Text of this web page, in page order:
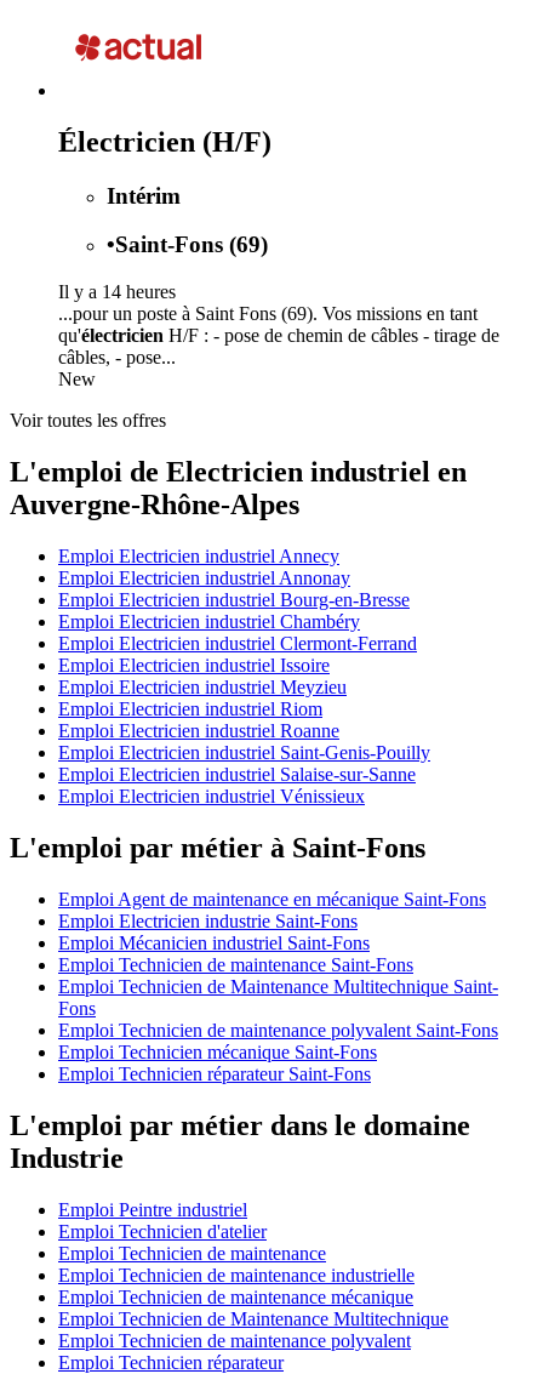
Électricien (H/F)
Intérim
•Saint-Fons (69)
Il y a 14 heures
...pour un poste à Saint Fons (69). Vos missions en tant
qu'électricien H/F : - pose de chemin de câbles - tirage de
câbles, - pose...
New
Voir toutes les offres
L'emploi de Electricien industriel en
Auvergne-Rhône-Alpes
Emploi Electricien industriel Annecy
Emploi Electricien industriel Annonay
Emploi Electricien industriel Bourg-en-Bresse
Emploi Electricien industriel Chambéry
Emploi Electricien industriel Clermont-Ferrand
Emploi Electricien industriel Issoire
Emploi Electricien industriel Meyzieu
Emploi Electricien industriel Riom
Emploi Electricien industriel Roanne
Emploi Electricien industriel Saint-Genis-Pouilly
Emploi Electricien industriel Salaise-sur-Sanne
Emploi Electricien industriel Vénissieux
L'emploi par métier à Saint-Fons
Emploi Agent de maintenance en mécanique Saint-Fons
Emploi Electricien industrie Saint-Fons
Emploi Mécanicien industriel Saint-Fons
Emploi Technicien de maintenance Saint-Fons
Emploi Technicien de Maintenance Multitechnique Saint-
Fons
Emploi Technicien de maintenance polyvalent Saint-Fons
Emploi Technicien mécanique Saint-Fons
Emploi Technicien réparateur Saint-Fons
L'emploi par métier dans le domaine
Industrie
Emploi Peintre industriel
Emploi Technicien d'atelier
Emploi Technicien de maintenance
Emploi Technicien de maintenance industrielle
Emploi Technicien de maintenance mécanique
Emploi Technicien de Maintenance Multitechnique
Emploi Technicien de maintenance polyvalent
Emploi Technicien réparateur